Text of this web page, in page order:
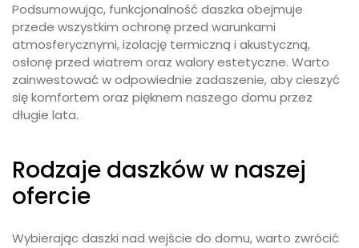
Podsumowując, funkcjonalność daszka obejmuje
przede wszystkim ochronę przed warunkami
atmosferycznymi, izolację termiczną i akustyczną,
osłonę przed wiatrem oraz walory estetyczne. Warto
zainwestować w odpowiednie zadaszenie, aby cieszyć
się komfortem oraz pięknem naszego domu przez
długie lata.
Rodzaje daszków w naszej
ofercie
Wybierając daszki nad wejście do domu, warto zwrócić